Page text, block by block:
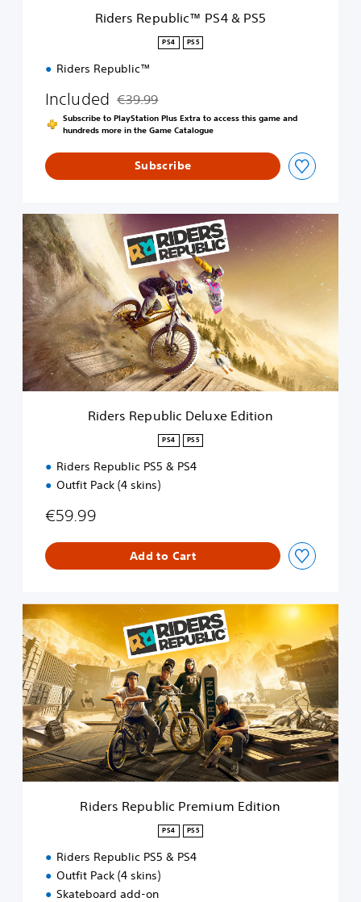
Riders Republic™ PS4 & PS5
PS4 PS5
Riders Republic™
Included Discounted from original price of €39.99
€39.99
Subscribe to PlayStation Plus Extra to access this game and
hundreds more in the Game Catalogue
Subscribe
R
i
d
e
r
s
R
e
p
b
l
o
n
Riders Republic Deluxe Edition
PS4 PS5
Riders Republic PS5 & PS4
Outfit Pack (4 skins)
€59.99
Add to Cart
i
d
e
r
s
R
e
p
u
b
l
Riders Republic Premium Edition
PS4 PS5
Riders Republic PS5 & PS4
Outfit Pack (4 skins)
Skateboard add-on